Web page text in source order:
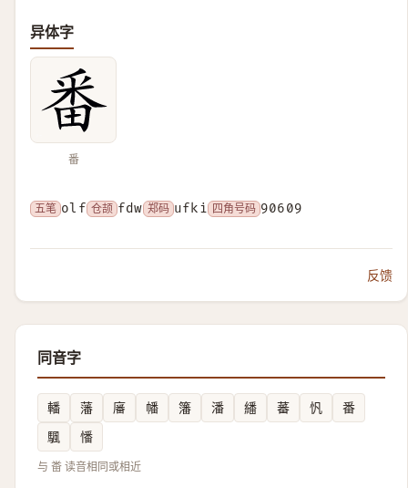
异体字
番
五笔 olf 仓颉 fdw 郑码 ufki 四角号码 90609
反馈
同音字
轓 藩 㢖 幡 籓 潘 繙 蕃 忛
番
颿
憣
与 畨 读音相同或相近